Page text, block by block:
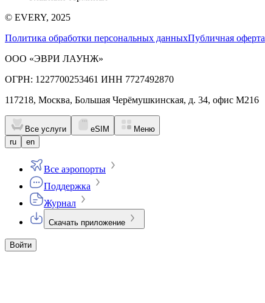
© EVERY, 2025
Политика обработки персональных данныхПубличная оферта
ООО «ЭВРИ ЛАУНЖ»
ОГРН: 1227700253461 ИНН 7727492870
117218, Москва, Большая Черёмушкинская, д. 34, офис М216
Все услуги eSIM
Меню
ru
en
Все аэропорты
Поддержка
Журнал
Скачать приложение
Войти